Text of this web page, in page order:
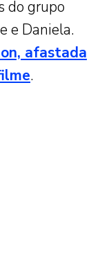
do grupo
e Daniela.
afastada
.